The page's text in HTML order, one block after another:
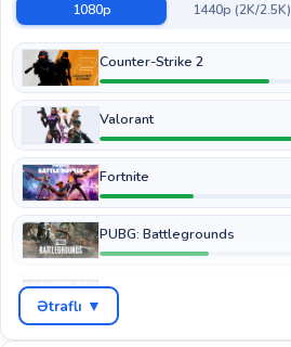
1080p 1440p (2K/2.5K)
Counter-Strike 2
Valorant
Fortnite
PUBG: Battlegrounds
GTA V
Ətraflı ▼